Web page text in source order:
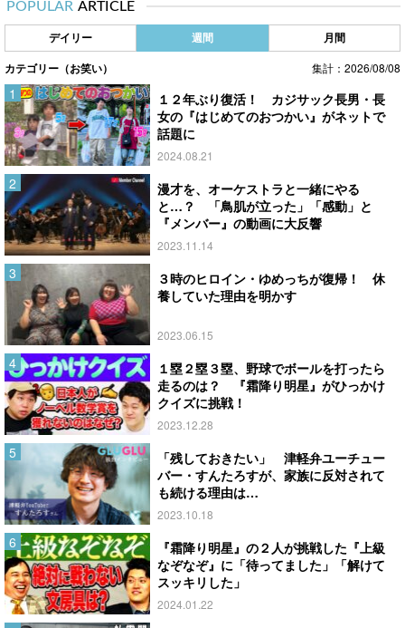
POPULAR ARTICLE
デイリー 週間 月間
カテゴリー（お笑い） 集計：2026/08/08
１２年ぶり復活！ カジサック長男・長
女の『はじめてのおつかい』がネットで
話題に
2024.08.21
漫才を、オーケストラと一緒にやる
と…？ 「鳥肌が立った」「感動」と
『メンバー』の動画に大反響
2023.11.14
３時のヒロイン・ゆめっちが復帰！ 休
養していた理由を明かす
2023.06.15
１塁２塁３塁、野球でボールを打ったら
走るのは？ 『霜降り明星』がひっかけ
クイズに挑戦！
2023.12.28
「残しておきたい」 津軽弁ユーチュー
バー・すんたろすが、家族に反対されて
も続ける理由は…
2023.10.18
『霜降り明星』の２人が挑戦した『上級
なぞなぞ』に「待ってました」「解けて
スッキリした」
2024.01.22